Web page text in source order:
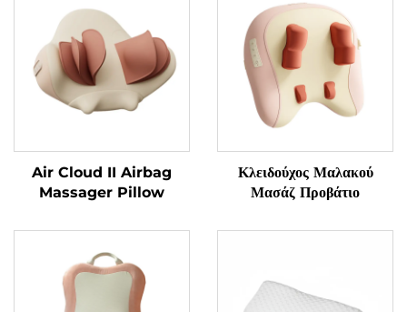
Air Cloud II Airbag
Massager Pillow
Κλειδούχος Μαλακού
Μασάζ Προβάτιο